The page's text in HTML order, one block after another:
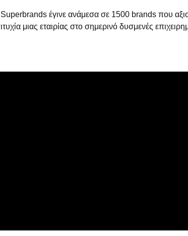
έγινε ανάμεσα σε 1500 brands που
μιας εταιρίας στο σημερινό δυσμενές